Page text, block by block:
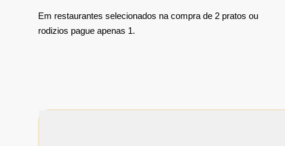
Em restaurantes selecionados na compra de 2 pratos ou
rodizios pague apenas 1.